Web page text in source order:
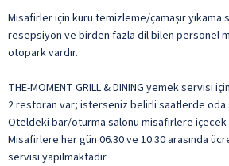
Misafirler için kuru temizleme/çamaşır yıkama
resepsiyon ve birden fazla dil bilen personel
otopark vardır.
THE-MOMENT GRILL & DINING yemek servisi
2 restoran var; isterseniz belirli saatlerde oda
Oteldeki bar/oturma salonu misafirlere içecek
Misafirlere her gün 06.30 ve 10.30 arasında
servisi yapılmaktadır.